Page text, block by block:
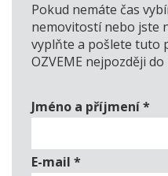
Pokud nemáte čas
nemovitostí nebo jste
vyplňte a pošlete tuto
OZVEME nejpozději
Jméno a příjmení*
E-mail *